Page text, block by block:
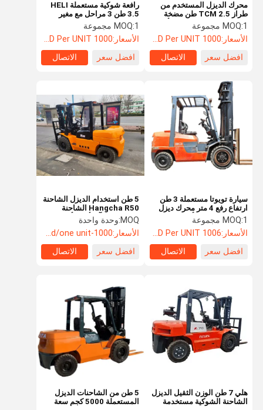
حول بنا
محرك الديزل المستخدم من
طراز TCM 2.5 طن مضخة
التقنية
MOQ:1 مجموعة
الأسعار:1000 USD Per UNIT
افضل سعر
الاتصال
رافعة شوكية مستعملة HELI
3.5 طن 3 مراحل مع مغير
شوكية مستعملة
MOQ:1 مجموعة
الأسعار:1000 USD Per UNIT
افضل سعر
الاتصال
سيارة تويوتا مستعملة 3 طن
ارتفاع رفع 4 متر محرك ديزل
يستخدم اليابان الأصلية اليد
الثانية
MOQ:1 مجموعة
الأسعار:1006 USD Per UNIT
افضل سعر
الاتصال
5 طن استخدام الديزل الشاحنة
Hangcha R50 الشاحنة
المستخدمة آلة أعلى أداء
MOQ: وحدة واحدة
الأسعار:1000-2000usd/one unit
افضل سعر
الاتصال
هلي 7 طن الوزن الثقيل الديزل
الشاحنة الشوكية مستخدمة
5 طن من الشاحنات الديزل
المستعملة 5000 كجم سعة